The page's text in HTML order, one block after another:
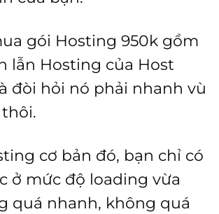
gói Hosting 950k gồm
lẫn Hosting của Host
đòi hỏi nó phải nhanh vù
cơ bản đó, bạn chỉ có
ở mức độ loading vừa
quá nhanh, không quá